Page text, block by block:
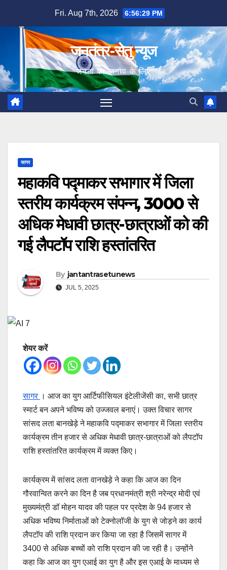
content
Fri. Aug 7th, 2026 6:56:30 PM
जनतंत्र-सेतु न्यूज
जनता का जनता के लिए
सागर
महाकवि पद्माकर सभागार में जिला
स्तरीय कार्यक्रम संपन्न, 3000 से
अधिक मेधावी छात्र-छात्राओं को की
गई लैपटॉप राशि हस्तांतरित
By jantantrasetunews
JUL 5, 2025
शेयर करें
सागर । आज का युग आर्टिफीसियल इंटेलीजेंसी का, सभी छात्र
स्मार्ट बन अपने भविष्य को उज्जवल बनाएं। उक्त विचार सागर
सांसद लता बानखेड़े ने महाकवि पद्माकर सभागार में जिला स्तरीय
कार्यक्रम तीन हजार से अधिक मेधावी छात्र-छात्राओं को लैपटॉप
राशि हस्तांतरित कार्यक्रम में व्यक्त किए।
कार्यक्रम में सांसद लता वानखेड़े ने कहा कि आज का दिन
गौरवान्वित करने का दिन है जब प्रधानमंत्री श्री नरेन्द्र मोदी एवं
मुख्यमंत्री डॉ मोहन यादव की पहल पर प्रदेश के 94 हजार से
अधिक भविष्य निर्माताओं को टेक्नोलॉजी के युग से जोड़ने का कार्य
लैपटॉप की राशि प्रदान कर किया जा रहा है जिसमें सागर में
3400 से अधिक बच्चों को राशि प्रदान की जा रही है। उन्होंने
कहा कि आज का युग एआई का युग है और इस एआई के माध्यम से